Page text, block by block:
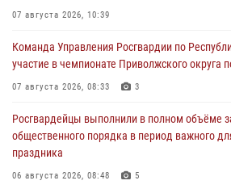
07 августа 2026, 10:39
Команда Управления Росгвардии по
участие в чемпионате Приволжского округа
07 августа 2026, 08:33 3
Росгвардейцы выполнили в полном объёме
общественного порядка в период важного
праздника
06 августа 2026, 08:48 5